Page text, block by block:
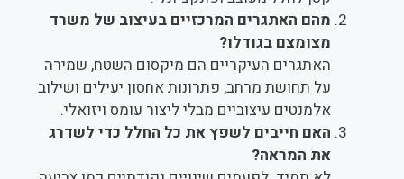
מהם האתגרים המרכזיים בעיצוב של משרד
מצומצם בגודלו?
האתגרים העיקריים הם מיקסום השטח, שמירה
על תחושת מרחב, פתרונות אחסון יעילים ושילוב
אלמנטים עיצוביים מבלי ליצור עומס ויזואלי.
האם חייבים לשפץ את כל החלל כדי לשדרג
את המראה?